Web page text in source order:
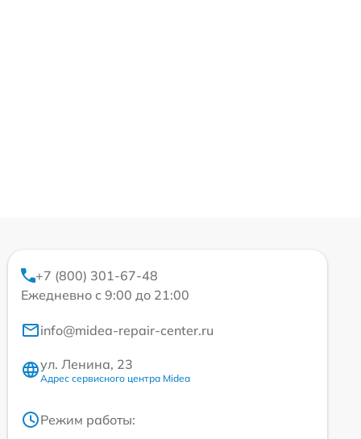
+7 (800) 301-67-48
Ежедневно с 9:00 до 21:00
info@midea-repair-center.ru
ул. Ленина, 23
Адрес сервисного центра Midea
Режим работы: